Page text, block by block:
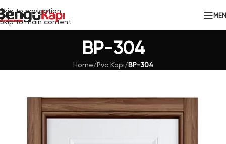
Skip to navigation
Skip to main content
BP-304
Home/Pvc Kapı/BP-304